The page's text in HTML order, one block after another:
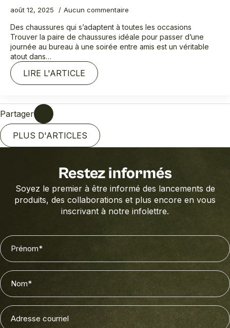
août 12, 2025 Aucun commentaire
Des chaussures qui s’adaptent à toutes les occasions
Trouver la paire de chaussures idéale pour passer d’une
journée au bureau à une soirée entre amis est un véritable
atout dans…
LIRE L'ARTICLE
Partager
PLUS D'ARTICLES
Restez informés
Soyez le premier à être informé des lancements de
produits, des collaborations et plus encore en vous
inscrivant à notre infolettre.
Prénom
Nom
Adresse
courriel(Nécessaire)